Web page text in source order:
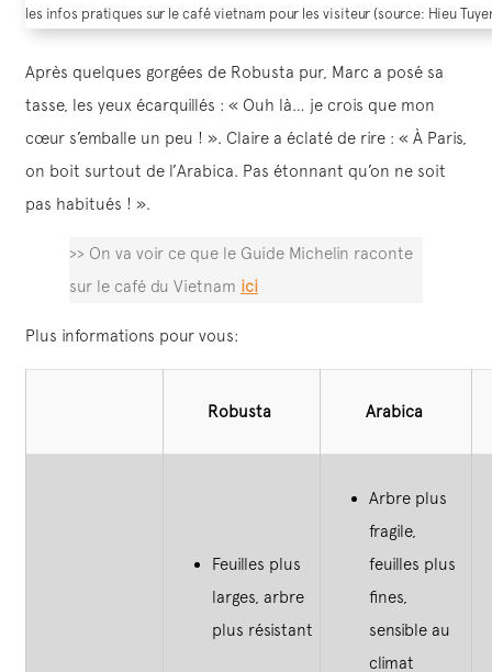
les infos pratiques sur le café vietnam pour les visiteur (source: Hieu
Après quelques gorgées de Robusta pur, Marc a posé sa
tasse, les yeux écarquillés : « Ouh là… je crois que mon
cœur s’emballe un peu ! ». Claire a éclaté de rire : « À Paris,
on boit surtout de l’Arabica. Pas étonnant qu’on ne soit
pas habitués ! ».
>> On va voir ce que le Guide Michelin raconte
sur le café du Vietnam ici
Plus informations pour vous:
Robusta Arabica
Feuilles plus
larges, arbre
plus résistant
Arbre plus
fragile,
feuilles plus
fines,
sensible au
climat